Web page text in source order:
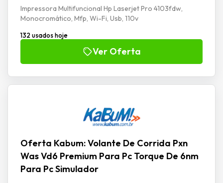
Impressora Multifuncional Hp Laserjet Pro 4103fdw,
Monocromático, Mfp, Wi-Fi, Usb, 110v
132 usados hoje
Ver Oferta
Oferta Kabum: Volante De Corrida Pxn
Was Vd6 Premium Para Pc Torque De 6nm
Para Pc Simulador